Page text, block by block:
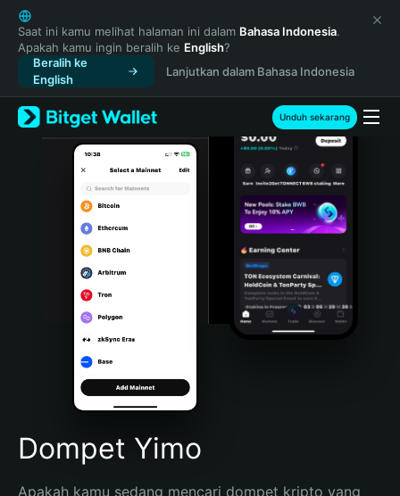
English
日本語
Tiếng Việt
Русский
Español (Latinoamérica)
Türkçe
Italiano
Português (Portugal)
Bahasa Indonesia
Português (Brasil)
Español (Argentina)
Saat ini kamu melihat halaman ini dalam Bahasa Indonesia.
Apakah kamu ingin beralih ke English?
Beralih ke
English
Lanjutkan dalam Bahasa Indonesia
Unduh sekarang
Dompet Yimo
Apakah kamu sedang mencari dompet kripto yang